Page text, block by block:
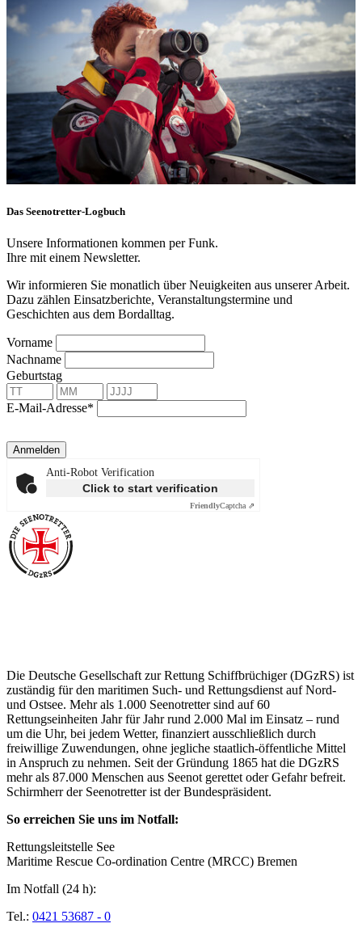
Das Seenotretter-Logbuch
Unsere Informationen kommen per Funk.
Ihre mit einem Newsletter.
Wir informieren Sie monatlich über Neuigkeiten aus unserer Arbeit.
Dazu zählen Einsatzberichte, Veranstaltungstermine und
Geschichten aus dem Bordalltag.
Vorname
Nachname
Geburtstag
E-Mail-Adresse*
Anmelden
Anti-Robot Verification
Click to start verification
FriendlyCaptcha ⇗
Die Deutsche Gesellschaft zur Rettung Schiffbrüchiger (DGzRS) ist
zuständig für den maritimen Such- und Rettungsdienst auf Nord-
und Ostsee. Mehr als 1.000 Seenotretter sind auf 60
Rettungseinheiten Jahr für Jahr rund 2.000 Mal im Einsatz – rund
um die Uhr, bei jedem Wetter, finanziert ausschließlich durch
freiwillige Zuwendungen, ohne jegliche staatlich-öffentliche Mittel
in Anspruch zu nehmen. Seit der Gründung 1865 hat die DGzRS
mehr als 87.000 Menschen aus Seenot gerettet oder Gefahr befreit.
Schirmherr der Seenotretter ist der Bundespräsident.
So erreichen Sie uns im Notfall:
Rettungsleitstelle See
Maritime Rescue Co-ordination Centre (MRCC) Bremen
Im Notfall (24 h):
Tel.: 0421 53687 - 0